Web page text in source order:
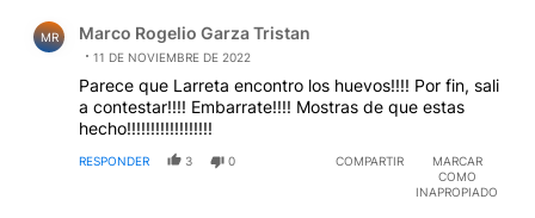
MR Marco Rogelio Garza Tristan
11 DE NOVIEMBRE DE 2022
Parece que Larreta encontro los huevos!!!! Por fin, sali
a contestar!!!! Embarrate!!!! Mostras de que estas
hecho!!!!!!!!!!!!!!!!!!
RESPONDER 3 0 COMPARTIR
MARCAR
COMO
INAPROPIADO